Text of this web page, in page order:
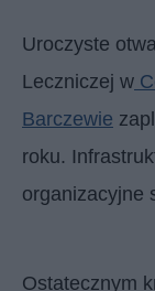
Uroczyste
Leczniczej w
Barczewie
roku.
organizacyjne
Ostatecznym